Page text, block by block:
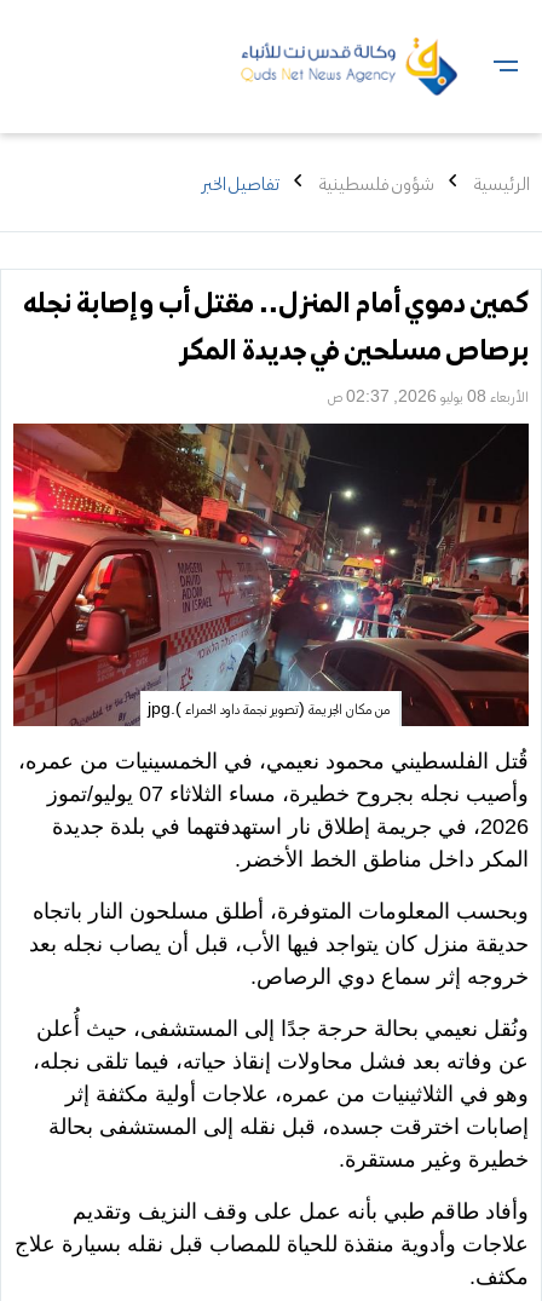
الرئيسية شؤون فلسطينية تفاصيل الخبر
كمين دموي أمام المنزل.. مقتل أب وإصابة نجله
برصاص مسلحين في جديدة المكر
الأربعاء 08 يوليو 2026, 02:37 ص
من مكان الجريمة (تصوير نجمة داود الحمراء ).jpg
قُتل الفلسطيني محمود نعيمي، في الخمسينيات من عمره،
وأصيب نجله بجروح خطيرة، مساء الثلاثاء 07 يوليو/تموز
2026، في جريمة إطلاق نار استهدفتهما في بلدة جديدة
المكر داخل مناطق الخط الأخضر.
وبحسب المعلومات المتوفرة، أطلق مسلحون النار باتجاه
حديقة منزل كان يتواجد فيها الأب، قبل أن يصاب نجله بعد
خروجه إثر سماع دوي الرصاص.
ونُقل نعيمي بحالة حرجة جدًا إلى المستشفى، حيث أُعلن
عن وفاته بعد فشل محاولات إنقاذ حياته، فيما تلقى نجله،
وهو في الثلاثينيات من عمره، علاجات أولية مكثفة إثر
إصابات اخترقت جسده، قبل نقله إلى المستشفى بحالة
خطيرة وغير مستقرة.
وأفاد طاقم طبي بأنه عمل على وقف النزيف وتقديم
علاجات وأدوية منقذة للحياة للمصاب قبل نقله بسيارة علاج
مكثف.